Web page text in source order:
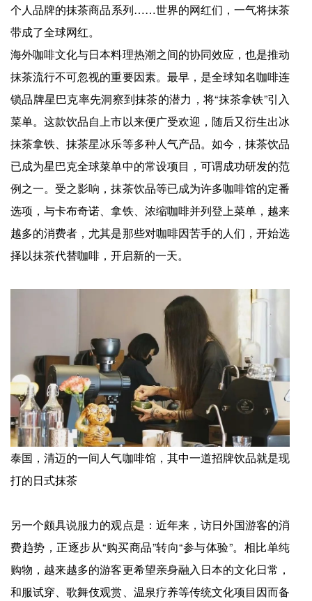
个人品牌的抹茶商品系列……世界的网红们，一气将抹茶
带成了全球网红。
海外咖啡文化与日本料理热潮之间的协同效应，也是推动
抹茶流行不可忽视的重要因素。最早，是全球知名咖啡连
锁品牌星巴克率先洞察到抹茶的潜力，将“抹茶拿铁”引入
菜单。这款饮品自上市以来便广受欢迎，随后又衍生出冰
抹茶拿铁、抹茶星冰乐等多种人气产品。如今，抹茶饮品
已成为星巴克全球菜单中的常设项目，可谓成功研发的范
例之一。受之影响，抹茶饮品等已成为许多咖啡馆的定番
选项，与卡布奇诺、拿铁、浓缩咖啡并列登上菜单，越来
越多的消费者，尤其是那些对咖啡因苦手的人们，开始选
择以抹茶代替咖啡，开启新的一天。
泰国，清迈的一间人气咖啡馆，其中一道招牌饮品就是现
打的日式抹茶
另一个颇具说服力的观点是：近年来，访日外国游客的消
费趋势，正逐步从“购买商品”转向“参与体验”。相比单纯
购物，越来越多的游客更希望亲身融入日本的文化日常，
和服试穿、歌舞伎观赏、温泉疗养等传统文化项目因而备